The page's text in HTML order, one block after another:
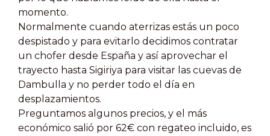
momento.
Normalmente cuando aterrizas estás un poco
despistado y para evitarlo decidimos contratar
un chofer desde España y así aprovechar el
trayecto hasta Sigiriya para visitar las cuevas de
Dambulla y no perder todo el día en
desplazamientos.
Preguntamos algunos precios, y el más
económico salió por 62€ con regateo incluido, es